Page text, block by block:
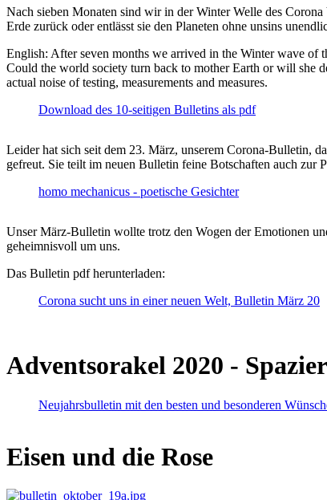
Nach sieben Monaten sind wir in der Winter Welle des
Erde zurück oder entlässt sie den Planeten ohne unsins
English: After seven months we arrived in the Winter wave
Could the world society turn back to mother Earth or will she
actual noise of testing, measurements and measures.
Download des 10-seitigen Bulletins als pdf
Leider hat sich seit dem 23. März, unserem Corona-Bulletin,
gefreut. Sie teilt im neuen Bulletin feine Botschaften auch zur
homo mechanicus - poetische Gesichter
Unser März-Bulletin wollte trotz den Wogen der Emotionen
geheimnisvoll um uns.
Das Bulletin pdf herunterladen:
Corona sucht uns in einer neuen Welt, Bulletin März 20
Adventsorakel 2020 -
Neujahrsbulletin mit den besten und besonderen
Eisen und die Rose